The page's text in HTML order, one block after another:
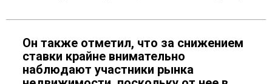
Он также отметил, что за снижением
ставки крайне внимательно
наблюдают участники рынка